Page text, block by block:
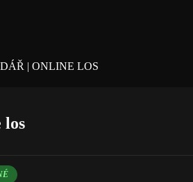
| ONLINE LOS
los